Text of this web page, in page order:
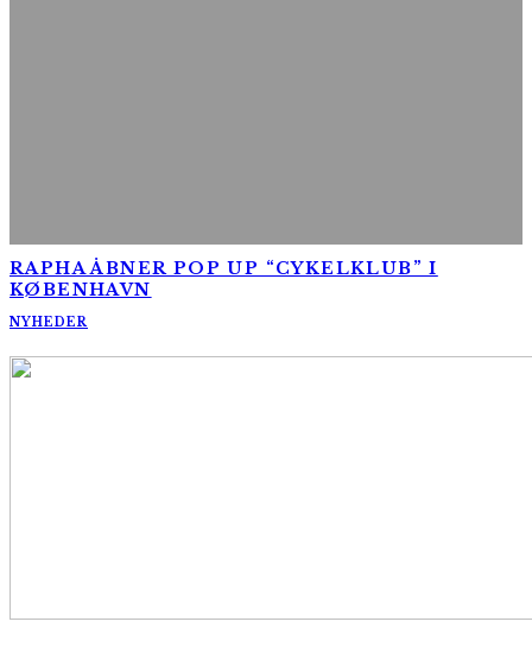
RAPHA ÅBNER POP UP “CYKELKLUB” I
KØBENHAVN
NYHEDER